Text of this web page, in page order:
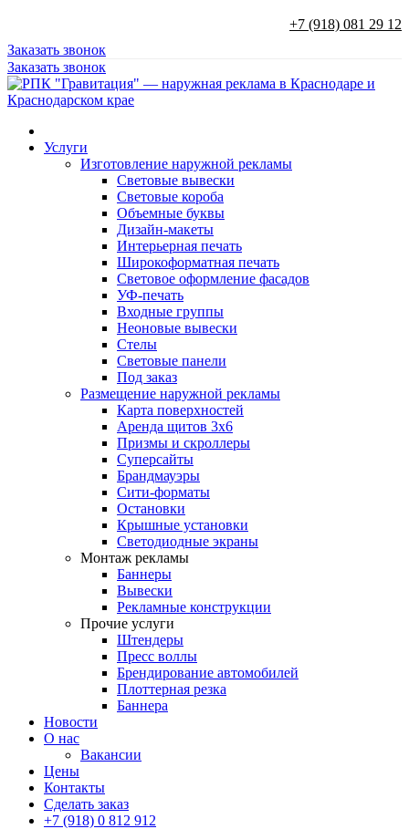
+7 (918) 081 29 12
Заказать звонок
Заказать звонок
Услуги
Изготовление наружной рекламы
Световые вывески
Световые короба
Объемные буквы
Дизайн-макеты
Интерьерная печать
Широкоформатная печать
Световое оформление фасадов
УФ-печать
Входные группы
Неоновые вывески
Стелы
Световые панели
Под заказ
Размещение наружной рекламы
Карта поверхностей
Аренда щитов 3х6
Призмы и скроллеры
Суперсайты
Брандмауэры
Сити-форматы
Остановки
Крышные установки
Светодиодные экраны
Монтаж рекламы
Баннеры
Вывески
Рекламные конструкции
Прочие услуги
Штендеры
Пресс воллы
Брендирование автомобилей
Плоттерная резка
Баннера
Новости
О нас
Вакансии
Цены
Контакты
Сделать заказ
+7 (918) 0 812 912